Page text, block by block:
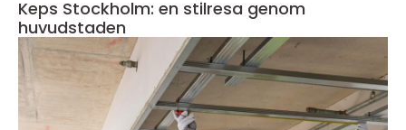
Keps Stockholm: en stilresa genom
huvudstaden